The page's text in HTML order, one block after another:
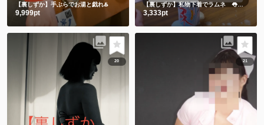
【裏しずか】手ぶらでお湯と戯れ♨️
9,999pt
【裏しずか】私物下着でラムネ 👅舌でお迎え👅
3,333pt
20 21